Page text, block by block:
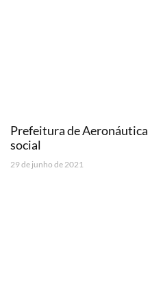
Prefeitura de Aeronáutica
social
29 de junho de 2021